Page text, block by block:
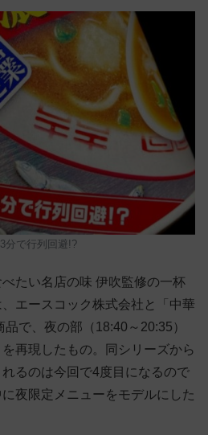
分で行列回避!?
たい名店の味 伊吹監修の一杯
エースコック株式会社と「中華
で、夜の部（18:40～20:35）
再現したもの。同シリーズから
るのは今回で4度目になるので
夜限定メニューをモデルにした